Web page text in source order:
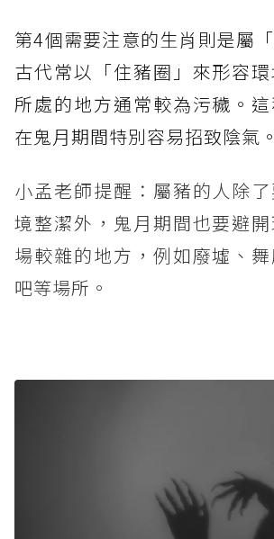
第4個需要注意的生肖則是屬
古代常以「住豬圈」來形容
所處的地方通常較為污穢。
在鬼月期間特別容易招致陰氣。
小孟老師提醒：屬豬的人除
境整潔外，鬼月期間也要避
場較雜的地方，例如廢墟、
吧等場所。